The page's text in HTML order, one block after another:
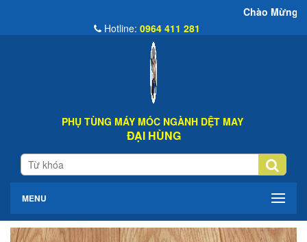
Chào Mừng Đến Website Đại
Hotline: 0964 411 281
PHỤ TÙNG MÁY MÓC NGÀNH DỆT MAY
ĐẠI HÙNG
MENU